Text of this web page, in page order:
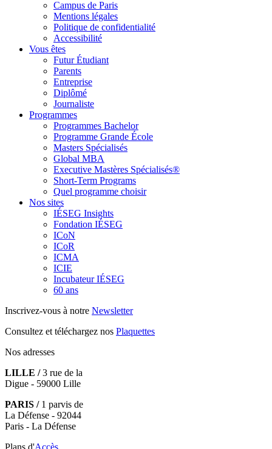
Campus de Paris
Mentions légales
Politique de confidentialité
Accessibilité
Vous êtes
Futur Étudiant
Parents
Entreprise
Diplômé
Journaliste
Programmes
Programmes Bachelor
Programme Grande École
Masters Spécialisés
Global MBA
Executive Mastères Spécialisés®
Short-Term Programs
Quel programme choisir
Nos sites
IÉSEG Insights
Fondation IÉSEG
ICoN
ICoR
ICMA
ICIE
Incubateur IÉSEG
60 ans
Inscrivez-vous à notre Newsletter
Consultez et téléchargez nos Plaquettes
Nos adresses
LILLE /3 rue de la
Digue - 59000 Lille
PARIS /1 parvis de
La Défense - 92044
Paris - La Défense